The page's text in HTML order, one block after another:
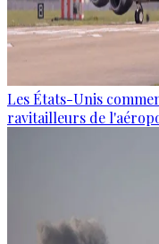
Les États-Unis
ravitailleurs de